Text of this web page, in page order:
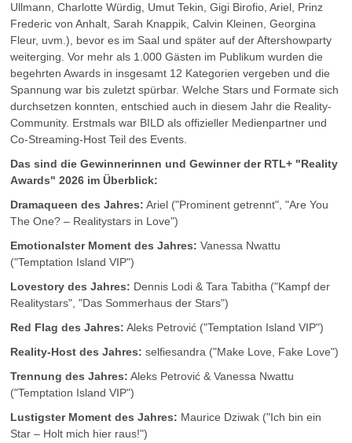
Ullmann, Charlotte Würdig, Umut Tekin, Gigi Birofio, Ariel, Prinz
Frederic von Anhalt, Sarah Knappik, Calvin Kleinen, Georgina
Fleur, uvm.), bevor es im Saal und später auf der Aftershowparty
weiterging. Vor mehr als 1.000 Gästen im Publikum wurden die
begehrten Awards in insgesamt 12 Kategorien vergeben und die
Spannung war bis zuletzt spürbar. Welche Stars und Formate sich
durchsetzen konnten, entschied auch in diesem Jahr die Reality-
Community. Erstmals war BILD als offizieller Medienpartner und
Co-Streaming-Host Teil des Events.
Das sind die Gewinnerinnen und Gewinner der RTL+ "Reality
Awards" 2026 im Überblick:
Dramaqueen des Jahres: Ariel ("Prominent getrennt", "Are You
The One? – Realitystars in Love")
Emotionalster Moment des Jahres: Vanessa Nwattu
("Temptation Island VIP")
Lovestory des Jahres: Dennis Lodi & Tara Tabitha ("Kampf der
Realitystars", "Das Sommerhaus der Stars")
Red Flag des Jahres: Aleks Petrović ("Temptation Island VIP")
Reality-Host des Jahres: selfiesandra ("Make Love, Fake Love")
Trennung des Jahres: Aleks Petrović & Vanessa Nwattu
("Temptation Island VIP")
Lustigster Moment des Jahres: Maurice Dziwak ("Ich bin ein
Star – Holt mich hier raus!")